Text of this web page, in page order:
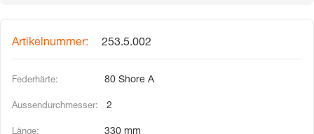
253.5.002
80 Shore A
2
330 mm